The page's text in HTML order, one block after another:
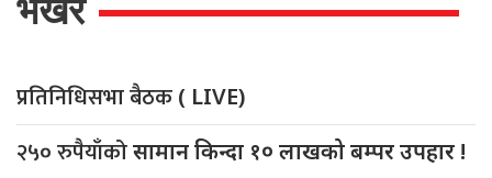
भर्खरै
प्रतिनिधिसभा बैठक ( LIVE)
२५० रुपैयाँकोसामान किन्दा १० लाखको बम्पर उपहार !